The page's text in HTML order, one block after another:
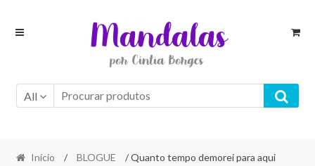
Skip
Skip
All
Início / BLOGUE
/ Quanto tempo demorei para aqui